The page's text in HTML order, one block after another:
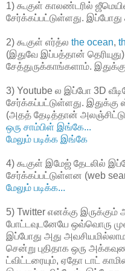
1) கூகுள் காலண்டரில்
சேர்க்கப்பட்டுள்ளது.
2) கூகுள் எர்த்ல the ocean,
(இதுவே இப்பத்தான்
சேத்துருக்காங்களாம்.
3) Youtube ல இப்போ 3D
சேர்க்கப்பட்டுள்ளது.
(அதத் தேடித்தான்
ஒரு சாம்பிள் இங்கே...
மேலும் படிக்க இங்கே
4) கூகுள் இமேஜ் தேடலில்
சேர்க்கப்பட்டுள்ளன (web
மேலும் படிக்க...
5) Twitter எனக்கு இருக்கும்
போட்டவுடனேயே ஒவ்வொரு
இப்போது அது
சென்று புதிதாக ஒரு
ட்விட்டரையும், ஏதோ டாட்